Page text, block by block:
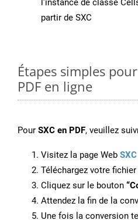
l’instance de classe
partir de SXC
Étapes simples
PDF en ligne
Pour SXC en PDF, veuillez
Visitez la page Web
Téléchargez votre
Cliquez sur le bouton
Attendez la fin de la
Une fois la conversion